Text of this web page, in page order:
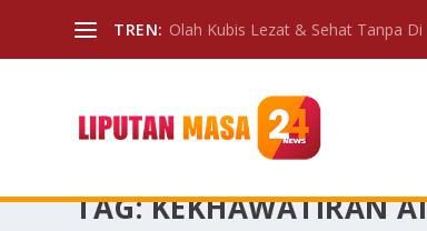
TREN: Olah Kubis Lezat & Sehat Tanpa Di
TAG:KEKHAWATIRAN